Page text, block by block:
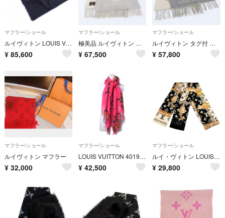
マフラー/ショール
ルイヴィトン LOUIS VUITTON ショール･モノグラム M96987 ショール
¥ 85,600
マフラー/ショール
極美品 ルイヴィトン タグ付 エシャルプ レイキャビック カシミヤ 100％ モノグラム マフラー グレー レディース WIM EH28-8
¥ 67,500
マフラー/ショール
ルイヴィトン タグ付 エシャルプ レイキャビック カシミヤ 100％ モノグラム フリンジ マフラー グレー レディース WIM EH28-7
¥ 57,800
マフラー/ショール
ルイヴィトン マフラー
¥ 32,000
マフラー/ショール
LOUIS VUITTON 401910 エトール ローズ グラフィティ カシミヤシルク ストール
¥ 42,500
マフラー/ショール
ルイ・ヴィトン LOUIS VUITTON モノグラム バンドー モノグラム コンフィデンシャル M78656 ストール レディース 送料無料 【中古】
¥ 29,800